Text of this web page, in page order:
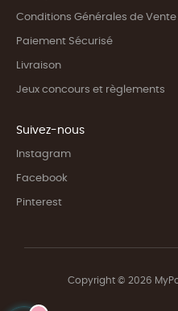
Conditions Générales de Vente
Paiement Sécurisé
Livraison
Jeux concours et règlements
Suivez-nous
Instagram
Facebook
Pinterest
Copyright © 2026